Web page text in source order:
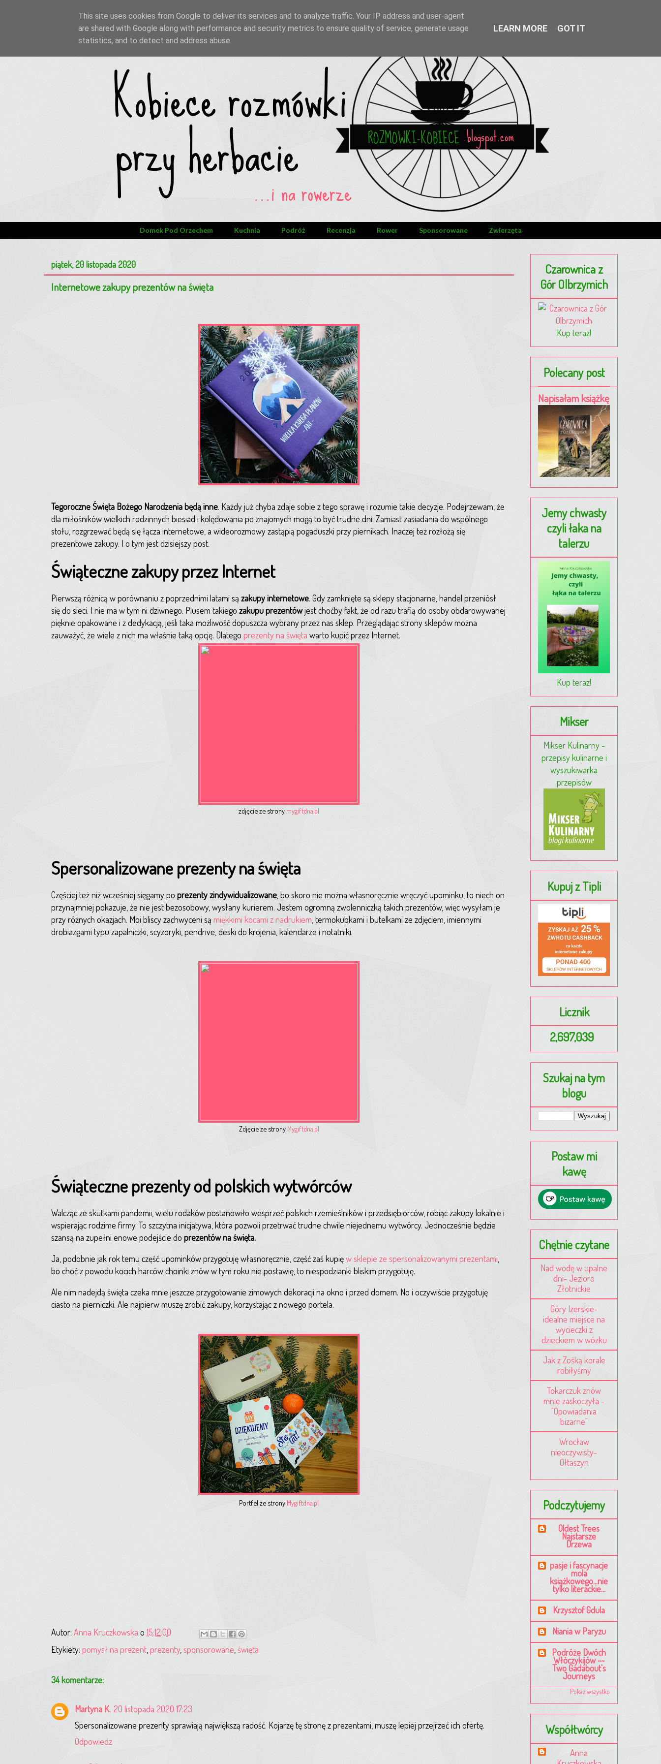
Domek Pod Orzechem Kuchnia Podróż Recenzja Rower Sponsorowane Zwierzęta
piątek, 20 listopada 2020
Internetowe zakupy prezentów na święta
Tegoroczne Święta Bożego Narodzenia będą inne. Każdy już chyba zdaje sobie z tego sprawę i rozumie takie decyzje. Podejrzewam, że
dla miłośników wielkich rodzinnych biesiad i kolędowania po znajomych mogą to być trudne dni. Zamiast zasiadania do wspólnego
stołu, rozgrzewać będą się łącza internetowe, a wideorozmowy zastąpią pogaduszki przy piernikach. Inaczej też rozłożą się
prezentowe zakupy. I o tym jest dzisiejszy post.
Świąteczne zakupy przez Internet
Pierwszą różnicą w porównaniu z poprzednimi latami są zakupy internetowe. Gdy zamknięte są sklepy stacjonarne, handel przeniósł
się do sieci. I nie ma w tym ni dziwnego. Plusem takiego zakupu prezentówjest choćby fakt, że od razu trafią do osoby obdarowywanej
pięknie opakowane i z dedykacją, jeśli taka możliwość dopuszcza wybrany przez nas sklep. Przeglądając strony sklepów można
zauważyć, że wiele z nich ma właśnie taką opcję. Dlatego prezenty na święta warto kupić przez Internet.
zdjęcie ze strony mygiftdna.pl
Spersonalizowane prezenty na święta
Częściej też niż wcześniej sięgamy po prezenty zindywidualizowane , bo skoro nie można własnoręcznie wręczyć upominku, to niech on
przynajmniej pokazuje, że nie jest bezosobowy, wysłany kurierem. Jestem ogromną zwolenniczką takich prezentów, więc wysyłam je
przy różnych okazjach. Moi bliscy zachwyceni są miękkimi kocami z nadrukiem , termokubkami i butelkami ze zdjęciem, imiennymi
drobiazgami typu zapalniczki, scyzoryki, pendrive, deski do krojenia, kalendarze i notatniki.
Zdjęcie ze strony Mygiftdna.pl
Świąteczne prezenty od polskich wytwórców
Walcząc ze skutkami pandemii, wielu rodaków postanowiło wesprzeć polskich rzemieślników i przedsiębiorców, robiąc zakupy lokalnie i
wspierając rodzime firmy. To szczytna inicjatywa, która pozwoli przetrwać trudne chwile niejednemu wytwórcy. Jednocześnie będzie
szansą na zupełni enowe podejście do prezentów na święta.
Ja, podobnie jak rok temu część upominków przygotuję własnoręcznie, część zaś kupięw sklepie ze spersonalizowanymi prezentami
bo choć z powodu kocich harców choinki znów w tym roku nie postawię, to niespodzianki bliskim przygotuję.
Ale nim nadejdą święta czeka mnie jeszcze przygotowanie zimowych dekoracji na okno i przed domem. No i oczywiście przygotuję
ciasto na pierniczki. Ale najpierw muszę zrobić zakupy, korzystając z nowego portela.
Portfel ze strony Mygiftdna.pl
Autor: Anna Kruczkowska o 15:12:00
Etykiety: pomysł na prezent prezenty, sponsorowane święta
34 komentarze:
Martyna K. 20 listopada 2020 17:23
Spersonalizowane prezenty sprawiają największą radość. Kojarzę tę stronę z prezentami, muszę lepiej przejrzeć ich ofertę.
Odpowiedz
Czarownica z
Gór Olbrzymich
Kup teraz!
Polecany post
Napisałam książkę
Jemy chwasty
czyli łaka na
talerzu
Kup teraz!
Mikser
Mikser Kulinarny -
przepisy kulinarne i
wyszukiwarka
przepisów
Kupuj z Tipli
Licznik
2,697,039
Szukaj na tym
blogu
Postaw mi
kawę
Chętnie czytane
Nad wodę w upalne
dni- Jezioro
Złotnickie
Góry Izerskie-
idealne miejsce na
wycieczki z
dzieckiem w wózku
Jak z Zośką korale
robiłyśmy
Tokarczuk znów
mnie zaskoczyła -
"Opowiadania
bizarne"
Wrocław
nieoczywisty-
Ołtaszyn
Podczytujemy
Oldest Trees
Najstarsze
Drzewa
pasje i fascynacje
mola
książkowego...nie
tylko literackie...
Krzysztof Gdula
Niania w Paryzu
Podróże Dwóch
Włóczykijów ~~
Two Gadabout's
Journeys
Pokaż wszystko
Współtwórcy
Anna
This site uses cookies from Google to deliver its services and to analyze traffic. Your IP address and user-agent
are shared with Google along with performance and security metrics to ensure quality of service, generate usage
statistics, and to detect and address abuse.
LEARN MORE GOT IT